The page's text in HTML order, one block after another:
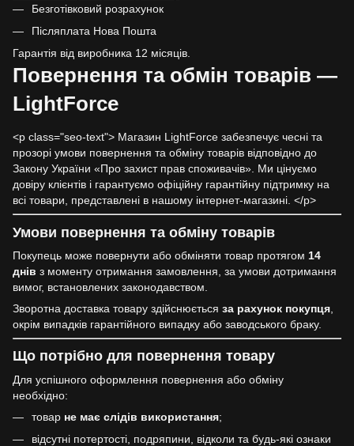
Безготівковий розрахунок
Післяплата Нова Пошта
Гарантія від виробника 12 місяців.
Повернення та обмін товарів —
LightForce
<p class="seo-text"> Магазин LightForce забезпечує чесні та
прозорі умови повернення та обміну товарів відповідно до
Закону України «Про захист прав споживачів». Ми цінуємо
довіру клієнтів і гарантуємо офіційну гарантійну підтримку на
всі товари, представлені в нашому інтернет-магазині. </p>
Умови повернення та обміну товарів
Покупець може повернути або обміняти товар протягом 14
днів з моменту отримання замовлення, за умови дотримання
вимог, встановлених законодавством.
Зворотна доставка товару здійснюється за рахунок покупця
окрім випадків гарантійного випадку або заводського браку.
Що потрібно для повернення товару
Для успішного оформлення повернення або обміну
необхідно:
товар не має слідів використання;
відсутні потертості, подряпини, відколи та будь-які ознаки